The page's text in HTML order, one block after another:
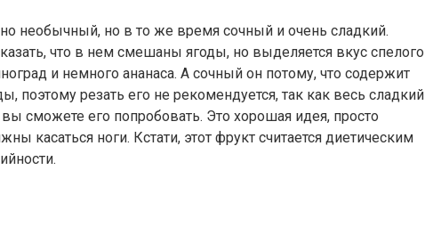
необычный, но в то же время сочный и очень сладкий.
что в нем смешаны ягоды, но выделяется вкус спелого
и немного ананаса. А сочный он потому, что содержит
поэтому резать его не рекомендуется, так как весь сладкий
сможете его попробовать. Это хорошая идея, просто
касаться ноги. Кстати, этот фрукт считается диетическим